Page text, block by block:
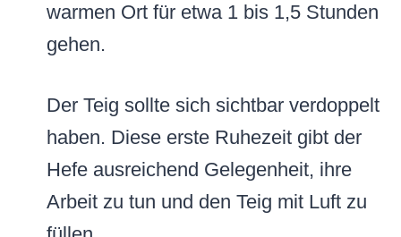
warmen Ort für etwa 1 bis 1,5 Stunden
gehen.
Der Teig sollte sich sichtbar verdoppelt
haben. Diese erste Ruhezeit gibt der
Hefe ausreichend Gelegenheit, ihre
Arbeit zu tun und den Teig mit Luft zu